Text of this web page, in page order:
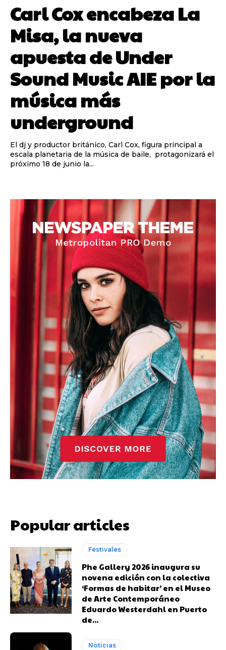
Carl Cox encabeza La
Misa, la nueva
apuesta de Under
Sound Music AIE por la
música más
underground
El dj y productor británico, Carl Cox, figura principal a
escala planetaria de la música de baile, protagonizará el
próximo 18 de junio la...
Popular articles
Festivales
Phe Gallery 2026 inaugura su
novena edición con la colectiva
‘Formas de habitar’ en el Museo
de Arte Contemporáneo
Eduardo Westerdahl en Puerto
de...
Noticias